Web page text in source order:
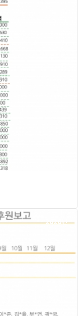
2026년